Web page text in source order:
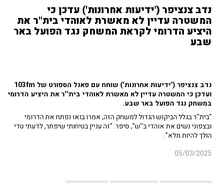
נדב צנציפר ('ידיעות אחרונות') עדכן כי
המשטרה עדיין לא מאשרת לאוהדי בית''ר את
היציע הדרומי לקראת המשחק נגד הפועל באר
שבע
נדב צנציפר ('ידיעות אחרונות') שוחח עם פאנל הספורט של 103fm
ועדכן כי המשטרה עדיין לא מאשרת לאוהדי בית''ר את היציע הדרומי
במשחק נגד הפועל באר שבע.
"בית''ר בגלל הביקוש הגדול למשחק הזה, אמרו בואו נפתח את הדרומי
ובצפוני נשים את אוהדי ב''ש", סיפר. "זה עניין בטיחותי שיפתר,לדעתי טדי
הולך להיות מלא".
05/03/2025